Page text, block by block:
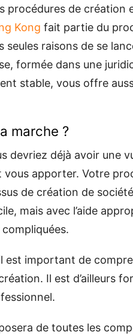
procédures de création
Kong fait partie du
seules raisons de se
formée dans une
stable, vous offre
marche ?
devriez déjà avoir une
apporter. Votre
de création de
mais avec l’aide
est important de
Il est d’ailleurs
de toutes les